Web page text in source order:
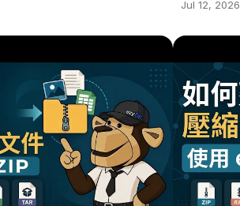
Mềm
Jul 12, 2026